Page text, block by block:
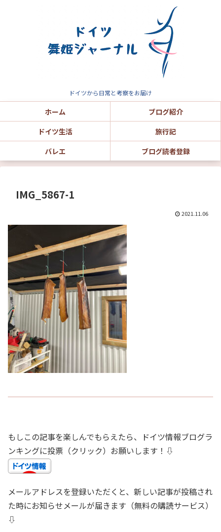
ドイツから日常と考察をお届け
ホーム
ブログ紹介
ドイツ生活
旅行記
バレエ
ブログ読者登録
IMG_5867-1
2021.11.06
もしこの記事を楽しんでもらえたら、ドイツ情報ブログラ
ンキングに投票（クリック）お願いします！⇩
メールアドレスを登録いただくと、新しい記事が投稿され
た時にお知らせメールが届きます（無料の購読サービス）
⇩